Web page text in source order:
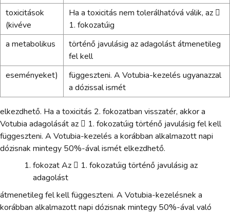
toxicitások
(kivéve
Ha a toxicitás nem tolerálhatóvá válik, az 
1. fokozatúig
a metabolikus
történő javulásig az adagolást átmenetileg
fel kell
eseményeket)
függeszteni. A Votubia-kezelés ugyanazzal
a dózissal ismét
elkezdhető. Ha a toxicitás 2. fokozatban visszatér, akkor a
Votubia adagolását az  1. fokozatúig történő javulásig fel kell
függeszteni. A Votubia-kezelés a korábban alkalmazott napi
dózisnak mintegy 50%-ával ismét elkezdhető.
fokozat Az  1. fokozatúig történő javulásig az
adagolást
átmenetileg fel kell függeszteni. A Votubia-kezelésnek a
korábban alkalmazott napi dózisnak mintegy 50%-ával való